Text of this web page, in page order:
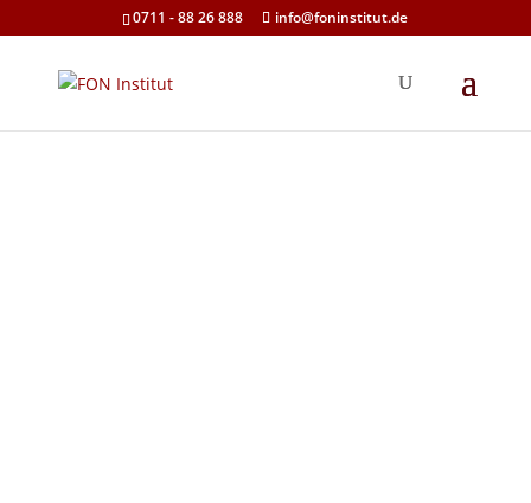
0711 - 88 26 888 info@foninstitut.de